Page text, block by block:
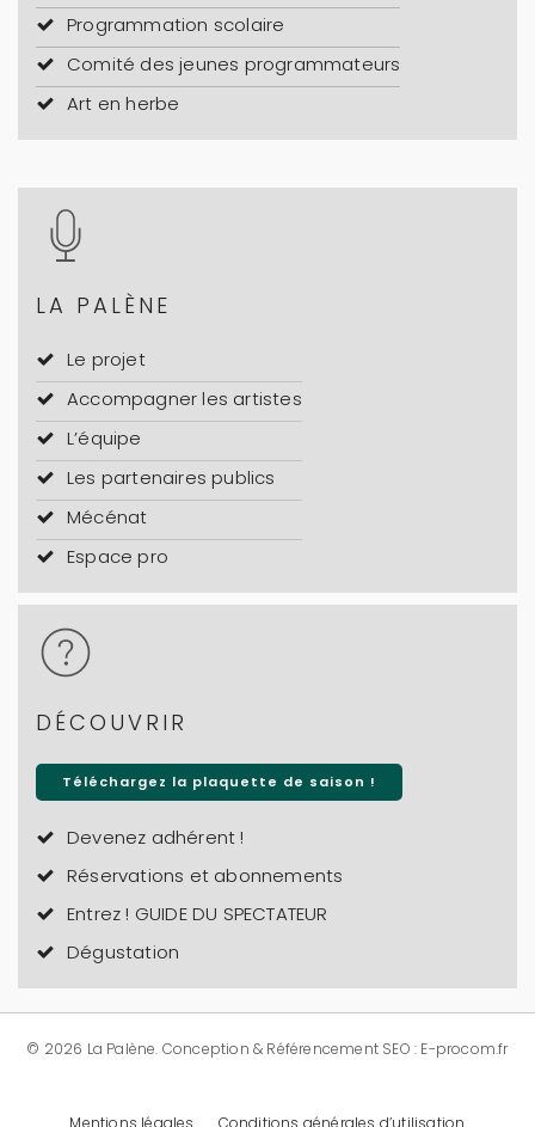
Programmation scolaire
Comité des jeunes programmateurs
Art en herbe
LA PALÈNE
Le projet
Accompagner les artistes
L’équipe
Les partenaires publics
Mécénat
Espace pro
DÉCOUVRIR
Téléchargez la plaquette de saison !
Devenez adhérent !
Réservations et abonnements
Entrez ! GUIDE DU SPECTATEUR
Dégustation
© 2026 La Palène. Conception & Référencement SEO : E-procom.fr